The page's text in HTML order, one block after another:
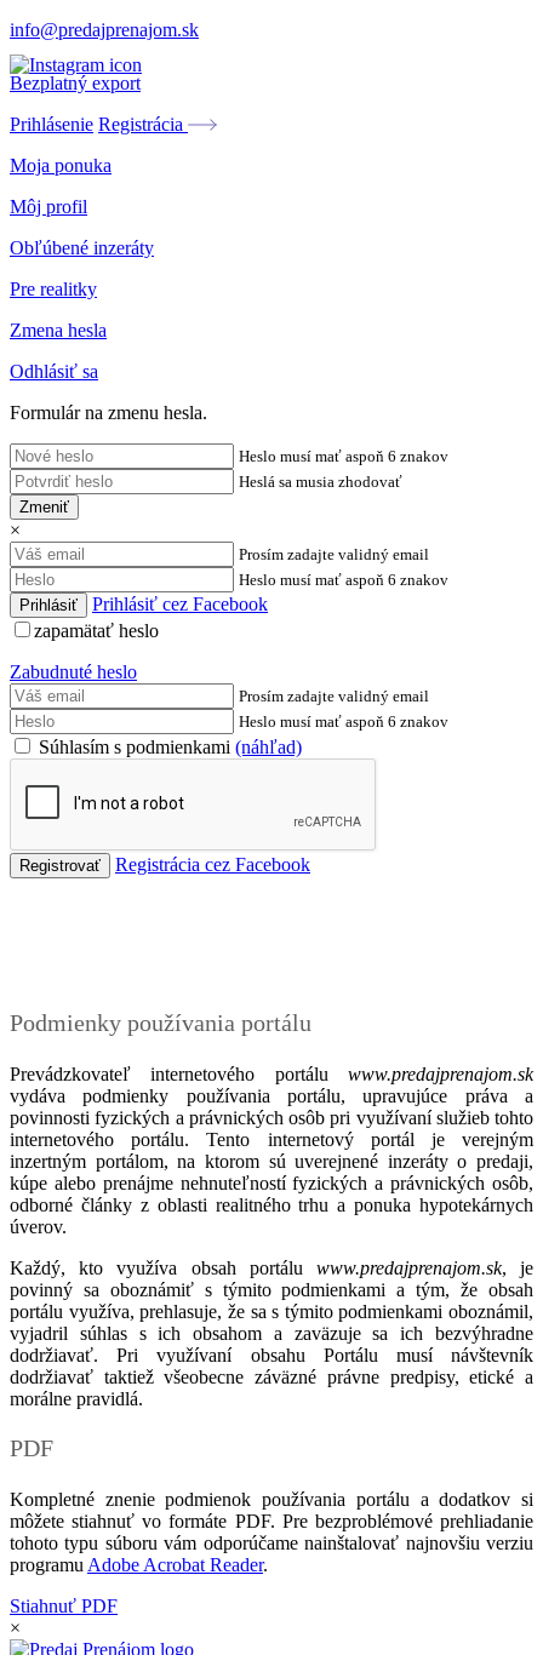
info@predajprenajom.sk
Bezplatný export
Prihlásenie Registrácia
Moja ponuka
Môj profil
Obľúbené inzeráty
Pre realitky
Zmena hesla
Odhlásiť sa
Formulár na zmenu hesla.
Heslo musí mať aspoň 6 znakov
Heslá sa musia zhodovať
Zmeniť
×
Prosím zadajte validný email
Heslo musí mať aspoň 6 znakov
Prihlásiť cez Facebook
zapamätať heslo
Zabudnuté heslo
Prosím zadajte validný email
Heslo musí mať aspoň 6 znakov
Súhlasím s podmienkami (náhľad)
Registrácia cez Facebook
Podmienky používania portálu
Prevádzkovateľ internetového portálu www.predajprenajom.sk
vydáva podmienky používania portálu, upravujúce práva a
povinnosti fyzických a právnických osôb pri využívaní služieb tohto
internetového portálu. Tento internetový portál je verejným
inzertným portálom, na ktorom sú uverejnené inzeráty o predaji,
kúpe alebo prenájme nehnuteľností fyzických a právnických osôb,
odborné články z oblasti realitného trhu a ponuka hypotekárnych
úverov.
Každý, kto využíva obsah portálu www.predajprenajom.sk, je
povinný sa oboznámiť s týmito podmienkami a tým, že obsah
portálu využíva, prehlasuje, že sa s týmito podmienkami oboznámil,
vyjadril súhlas s ich obsahom a zaväzuje sa ich bezvýhradne
dodržiavať. Pri využívaní obsahu Portálu musí návštevník
dodržiavať taktiež všeobecne záväzné právne predpisy, etické a
morálne pravidlá.
PDF
Kompletné znenie podmienok používania portálu a dodatkov si
môžete stiahnuť vo formáte PDF. Pre bezproblémové prehliadanie
tohoto typu súboru vám odporúčame nainštalovať najnovšiu verziu
programu Adobe Acrobat Reader.
Stiahnuť PDF
×